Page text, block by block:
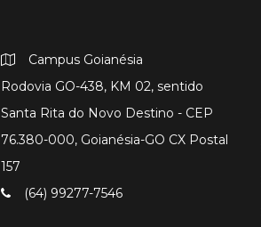
Campus Goianésia
Rodovia GO-438, KM 02, sentido
Santa Rita do Novo Destino - CEP
76.380-000, Goianésia-GO CX Postal
157
(64) 99277-7546